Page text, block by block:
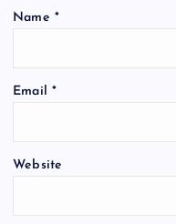
Name *
Email *
Website